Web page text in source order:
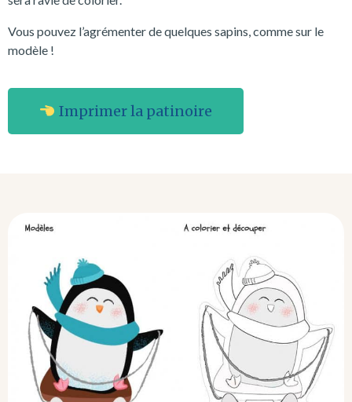
Vous pouvez l’agrémenter de quelques sapins, comme sur le
modèle !
Imprimer la patinoire